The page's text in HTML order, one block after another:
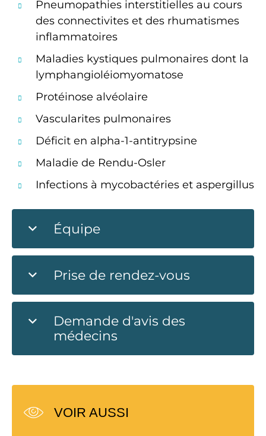
Pneumopathies interstitielles au cours
des connectivites et des rhumatismes
inflammatoires
Maladies kystiques pulmonaires dont la
lymphangioléiomyomatose
Protéinose alvéolaire
Vascularites pulmonaires
Déficit en alpha-1-antitrypsine
Maladie de Rendu-Osler
Infections à mycobactéries et aspergillus
Équipe
Prise de rendez-vous
Demande d'avis des
médecins
VOIR AUSSI